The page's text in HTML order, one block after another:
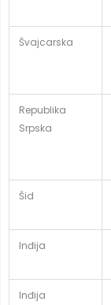
Švajcarska
Republika
Srpska
Šid
Inđija
Inđija